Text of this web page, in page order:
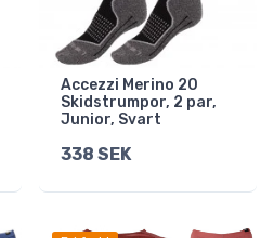
Accezzi Merino 20
Skidstrumpor, 2 par,
Junior, Svart
338 SEK